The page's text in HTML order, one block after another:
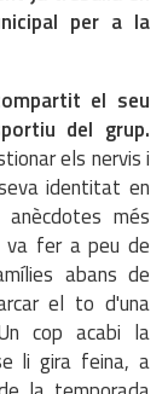
per a la
el seu
del grup.
els nervis i
identitat en
més
va fer a peu de
abans de
el to d'una
cop acabi la
li gira feina, a